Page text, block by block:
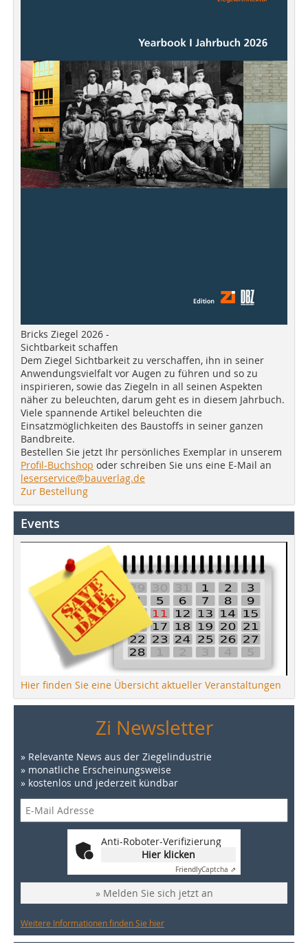
Bricks Ziegel 2026 -
Sichtbarkeit schaffen
Dem Ziegel Sichtbarkeit zu verschaffen, ihn in seiner
Anwendungsvielfalt vor Augen zu führen und so zu
inspirieren, sowie das Ziegeln in all seinen Aspekten
näher zu beleuchten, darum geht es in diesem Jahrbuch.
Viele spannende Artikel beleuchten die
Einsatzmöglichkeiten des Baustoffs in seiner ganzen
Bandbreite.
Bestellen Sie jetzt Ihr persönliches Exemplar in unserem
Profil-Buchshop oder schreiben Sie uns eine E-Mail an
leserservice@bauverlag.de
Zur Bestellung
Events
Hier finden Sie eine Übersicht aktueller Veranstaltungen
Zi Newsletter
» Relevante News aus der Ziegelindustrie
» monatliche Erscheinungsweise
» kostenlos und jederzeit kündbar
Anti-Roboter-Verifizierung
Hier klicken
FriendlyCaptcha ⇗
» Melden Sie sich jetzt an
Weitere Informationen finden Sie hier